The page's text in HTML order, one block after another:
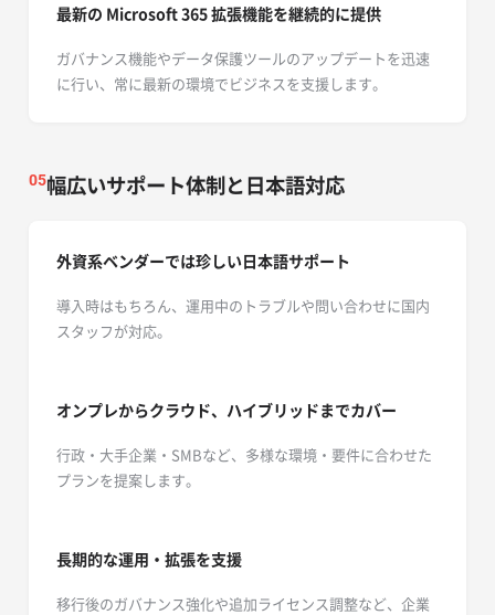
最新の Microsoft 365拡張機能を継続的に提供
ガバナンス機能やデータ保護ツールのアップデートを迅速
に行い、常に最新の環境でビジネスを支援します。
05幅広いサポート体制と日本語対応
外資系ベンダーでは珍しい日本語サポート
導入時はもちろん、運用中のトラブルや問い合わせに国内
スタッフが対応。
オンプレからクラウド、ハイブリッドまでカバー
行政・大手企業・SMBなど、多様な環境・要件に合わせた
プランを提案します。
長期的な運用・拡張を支援
移行後のガバナンス強化や追加ライセンス調整など、企業